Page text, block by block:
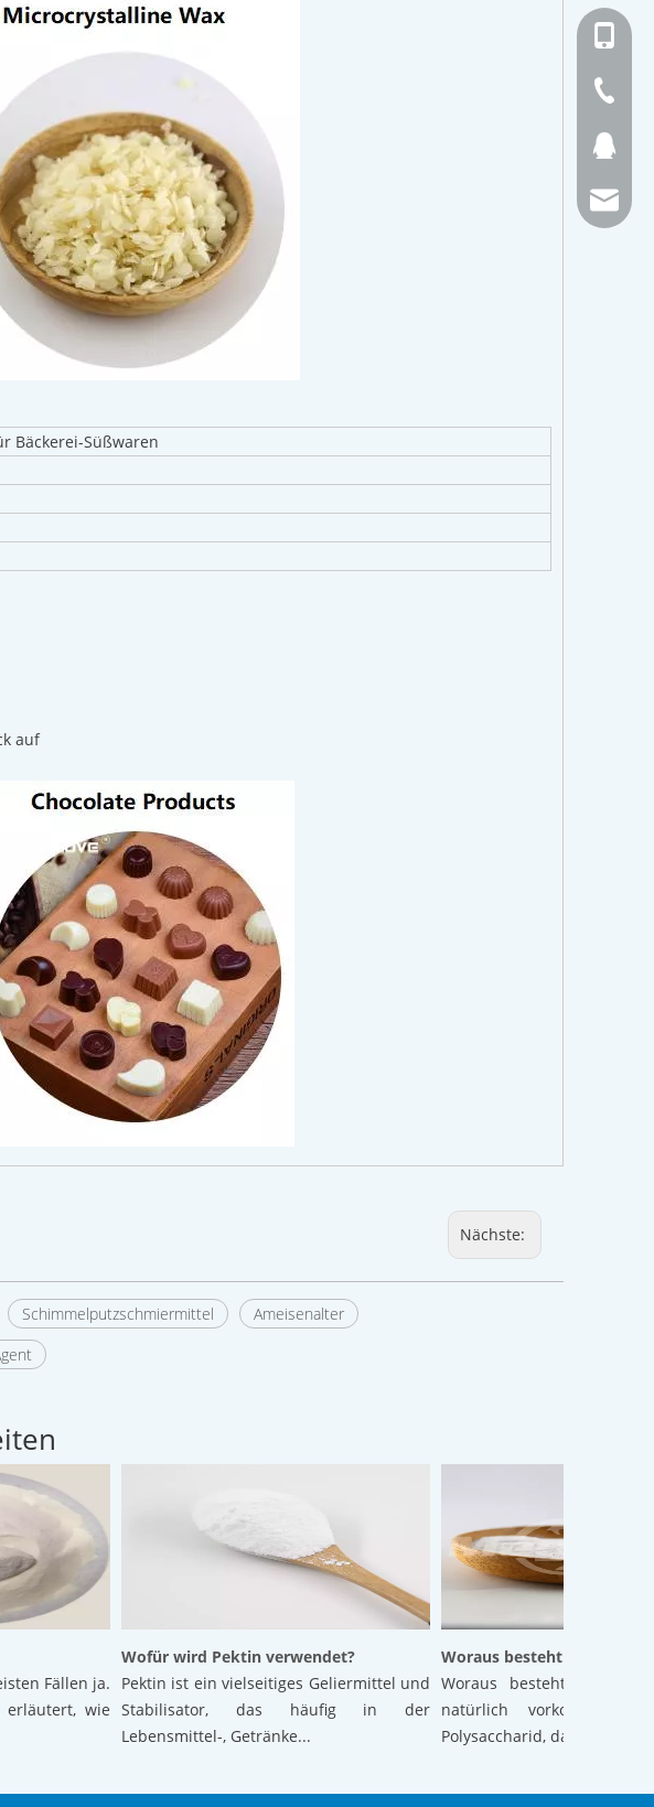
Bäckerei-Süßwaren
auf
Nächste:
Schimmelputzschmiermittel
Ameisenalter
Fällen ja.
wie
Wofür wird Pektin verwendet?
Pektin ist ein vielseitiges Geliermittel und
Stabilisator, das häufig in der
Lebensmittel-, Getränke...
Woraus besteht Pektin?
Woraus besteht Pektin?
natürlich vorkommendes
Polysaccharid, das hauptsä...
+ 86-
+ 86-